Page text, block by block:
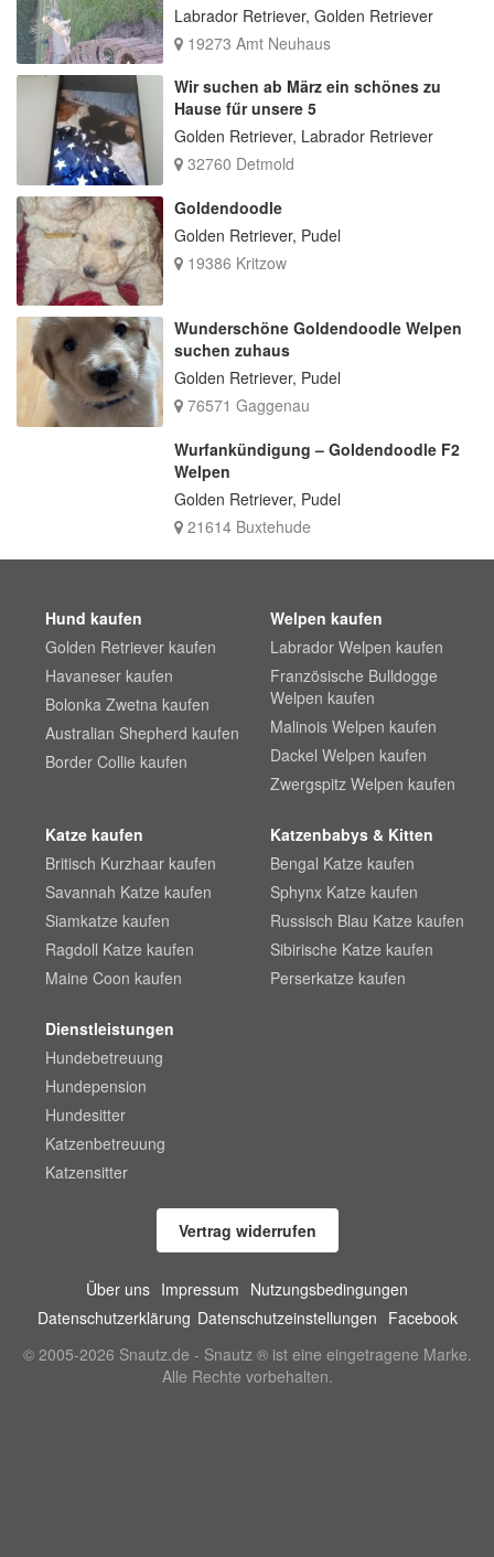
Labrador Retriever, Golden Retriever
19273 Amt Neuhaus
Wir suchen ab März ein schönes zu
Hause fűr unsere 5
Golden Retriever, Labrador Retriever
32760 Detmold
Goldendoodle
Golden Retriever, Pudel
19386 Kritzow
Wunderschöne Goldendoodle Welpen
suchen zuhaus
Golden Retriever, Pudel
76571 Gaggenau
Wurfankündigung – Goldendoodle F2
Welpen
Golden Retriever, Pudel
21614 Buxtehude
Hund kaufen
Golden Retriever kaufen
Havaneser kaufen
Bolonka Zwetna kaufen
Australian Shepherd kaufen
Border Collie kaufen
Welpen kaufen
Labrador Welpen kaufen
Französische Bulldogge
Welpen kaufen
Malinois Welpen kaufen
Dackel Welpen kaufen
Zwergspitz Welpen kaufen
Katze kaufen
Britisch Kurzhaar kaufen
Savannah Katze kaufen
Siamkatze kaufen
Ragdoll Katze kaufen
Maine Coon kaufen
Katzenbabys & Kitten
Bengal Katze kaufen
Sphynx Katze kaufen
Russisch Blau Katze kaufen
Sibirische Katze kaufen
Perserkatze kaufen
Dienstleistungen
Hundebetreuung
Hundepension
Hundesitter
Katzenbetreuung
Katzensitter
Vertrag widerrufen
Über uns Impressum Nutzungsbedingungen
Datenschutzerklärung Datenschutzeinstellungen Facebook
© 2005-2026 Snautz.de - Snautz ® ist eine eingetragene Marke.
Alle Rechte vorbehalten.